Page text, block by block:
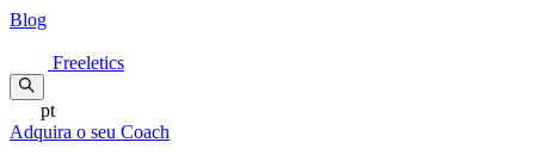
Blog
Freeletics
pt
Adquira o seu Coach